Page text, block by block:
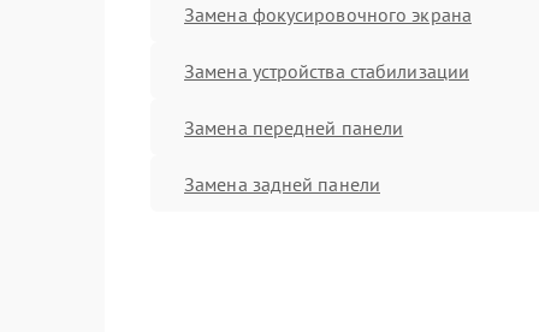
Замена фокусировочного экрана
Замена устройства стабилизации
Замена передней панели
Замена задней панели